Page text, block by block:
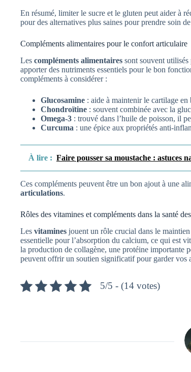
En résumé, limiter le sucre et le gluten peut aider à
pour des alternatives plus saines pour prendre soin
Compléments alimentaires pour le confort articulaire
Les compléments alimentaires sont souvent utilisés
apporter des nutriments essentiels pour le bon
compléments à considérer :
Glucosamine : aide à maintenir le cartilage en
Chondroïtine : souvent combinée avec la
Omega-3 : trouvé dans l’huile de poisson, il
Curcuma : une épice aux propriétés anti-
À lire : Faire pousser sa moustache : astuces
Ces compléments peuvent être un bon ajout à une
articulations.
Rôles des vitamines et compléments dans la santé
Les vitamines jouent un rôle crucial dans le
essentielle pour l’absorption du calcium, ce qui est
la production de collagène, une protéine importante
peuvent offrir un soutien significatif pour garder vos
5/5 - (14 votes)